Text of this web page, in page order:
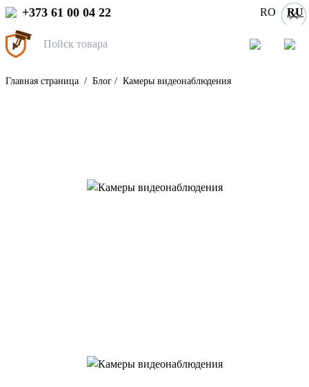
+373 61 00 04 22 RO RU
Главная страница / Блог / Камеры видеонаблюдения